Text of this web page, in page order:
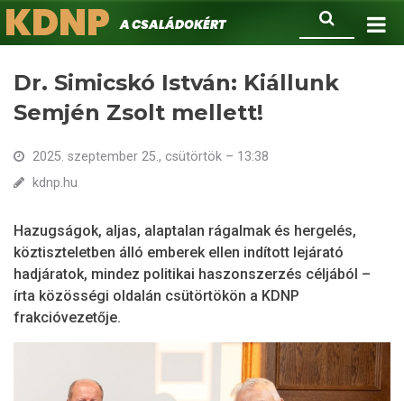
Ugrás
a
Keresés
KDNPA családokért.
Dr. Simicskó István: Kiállunk
Semjén Zsolt mellett!
2025. szeptember 25., csütörtök – 13:38
kdnp.hu
Hazugságok, aljas, alaptalan rágalmak és hergelés,
köztiszteletben álló emberek ellen indított lejárató
hadjáratok, mindez politikai haszonszerzés céljából –
írta közösségi oldalán csütörtökön a KDNP
frakcióvezetője.